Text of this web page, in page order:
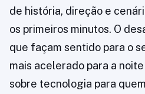
de história, direção e
os primeiros minutos. O
que façam sentido para o
mais acelerado para a
sobre tecnologia para